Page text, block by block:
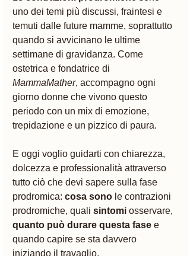
uno dei temi più discussi, fraintesi e
temuti dalle future mamme, soprattutto
quando si avvicinano le ultime
settimane di gravidanza. Come
ostetrica e fondatrice di
MammaMather, accompagno ogni
giorno donne che vivono questo
periodo con un mix di emozione,
trepidazione e un pizzico di paura.
E oggi voglio guidarti con chiarezza,
dolcezza e professionalità attraverso
tutto ciò che devi sapere sulla fase
prodromica: cosa sono le contrazioni
prodromiche, quali sintomi osservare,
quanto può durare questa fase e
quando capire se sta davvero
iniziando il travaglio.